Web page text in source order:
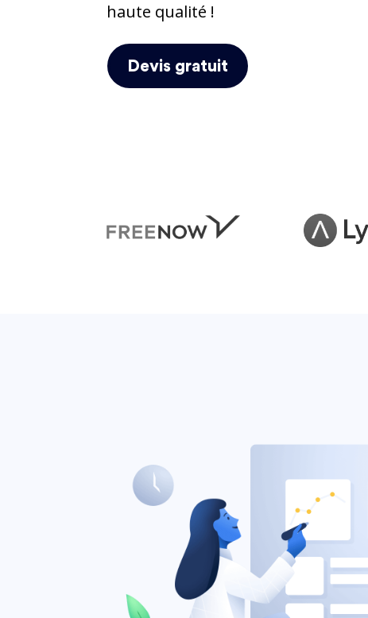
haute qualité !
Devis gratuit